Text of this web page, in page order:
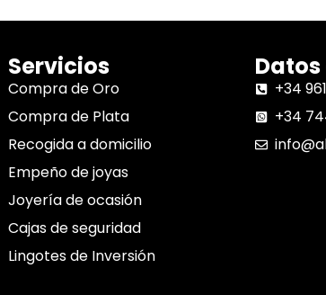
Servicios
Compra de Oro
Compra de Plata
Recogida a domicilio
Empeño de joyas
Joyería de ocasión
Cajas de seguridad
Lingotes de Inversión
+34
+34